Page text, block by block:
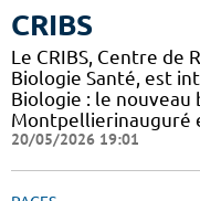
CRIBS
Le CRIBS, Centre de
Biologie Santé, est
Biologie : le nouveau
Montpellierinauguré
20/05/2026 19:01